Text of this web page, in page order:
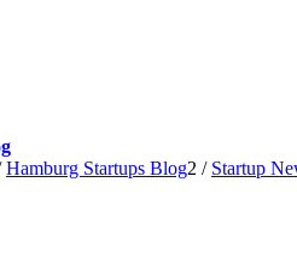
Hamburg Startups Blog2 / Startup